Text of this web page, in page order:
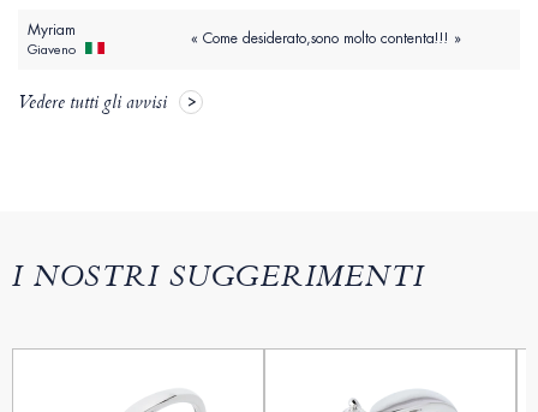
Myriam
Giaveno
« Come desiderato,sono molto contenta!!! »
Vedere tutti gli avvisi
I NOSTRI SUGGERIMENTI